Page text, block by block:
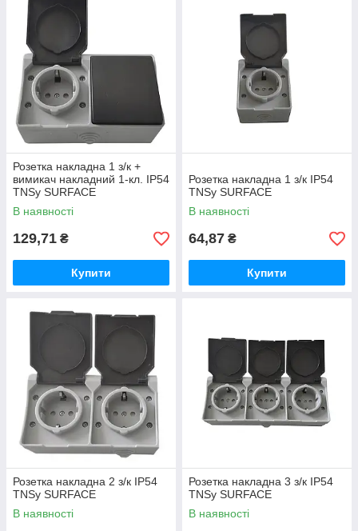
Розетка накладна 1 з/к +
вимикач накладний 1-кл. IP54
TNSy SURFACE
В наявності
129,71 ₴
Купити
Розетка накладна 1 з/к IP54
TNSy SURFACE
В наявності
64,87 ₴
Купити
Розетка накладна 2 з/к IP54
TNSy SURFACE
В наявності
Розетка накладна 3 з/к IP54
TNSy SURFACE
В наявності